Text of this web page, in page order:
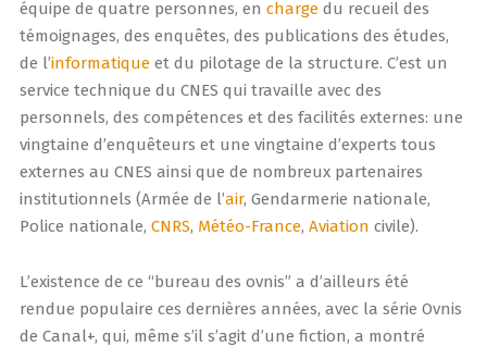
équipe de quatre personnes, en chargedu recueil des
témoignages, des enquêtes, des publications des études,
de l’informatiqueet du pilotage de la structure. C’est un
service technique du CNES qui travaille avec des
personnels, des compétences et des facilités externes: une
vingtaine d’enquêteurs et une vingtaine d’experts tous
externes au CNES ainsi que de nombreux partenaires
institutionnels (Armée de l’air, Gendarmerie nationale,
Police nationale, CNRS, Météo-France, Aviation civile).
L’existence de ce “bureau des ovnis” a d’ailleurs été
rendue populaire ces dernières années, avec la série Ovnis
de Canal+, qui, même s’il s’agit d’une fiction, a montré